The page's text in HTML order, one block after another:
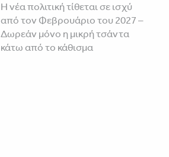
Η νέα πολιτική τίθεται σε ισχύ
από τον Φεβρουάριο του 2027 –
Δωρεάν μόνο η μικρή τσάντα
κάτω από το κάθισμα